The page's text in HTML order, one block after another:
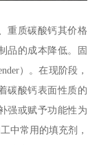
重质碳酸钙其价格
品的成本降低。固
）。在现阶段，
碳酸钙表面性质的
强或赋予功能性为
中常用的填充剂，